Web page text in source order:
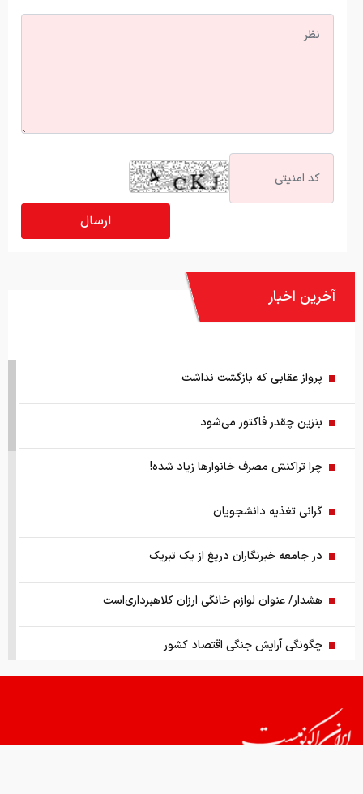
آخرین اخبار
پرواز عقابی که بازگشت نداشت
بنزین چقدر فاکتور می‌شود
چرا تراکنش مصرف خانوارها زیاد شده!
گرانی تغذیه دانشجویان
در جامعه خبرنگاران دریغ از یک تبریک
هشدار/ عنوان لوازم خانگی ارزان کلاهبرداری‌است
چگونگی آرایش جنگی اقتصاد کشور
مروری بر سرتیتر روزنامه‌های کشور و مهم‌ترین تیترهای اقتصادی؛